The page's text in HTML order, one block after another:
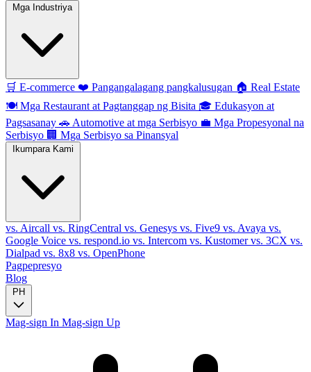
Mga Industriya
🛒 E-commerce ❤️ Pangangalagang pangkalusugan 🏠 Real Estate
🍽️ Mga Restaurant at Pagtanggap ng Bisita 🎓 Edukasyon at
Pagsasanay 🚗 Automotive at mga Serbisyo 💼 Mga Propesyonal na
Serbisyo 🏢 Mga Serbisyo sa Pinansyal
Ikumpara Kami
vs. Aircall vs. RingCentral vs. Genesys vs. Five9 vs. Avaya vs.
Google Voice vs. respond.io vs. Intercom vs. Kustomervs. 3CX vs.
Dialpad vs. 8x8 vs. OpenPhone
Pagpepresyo
Blog
PH
Mag-sign In Mag-sign Up